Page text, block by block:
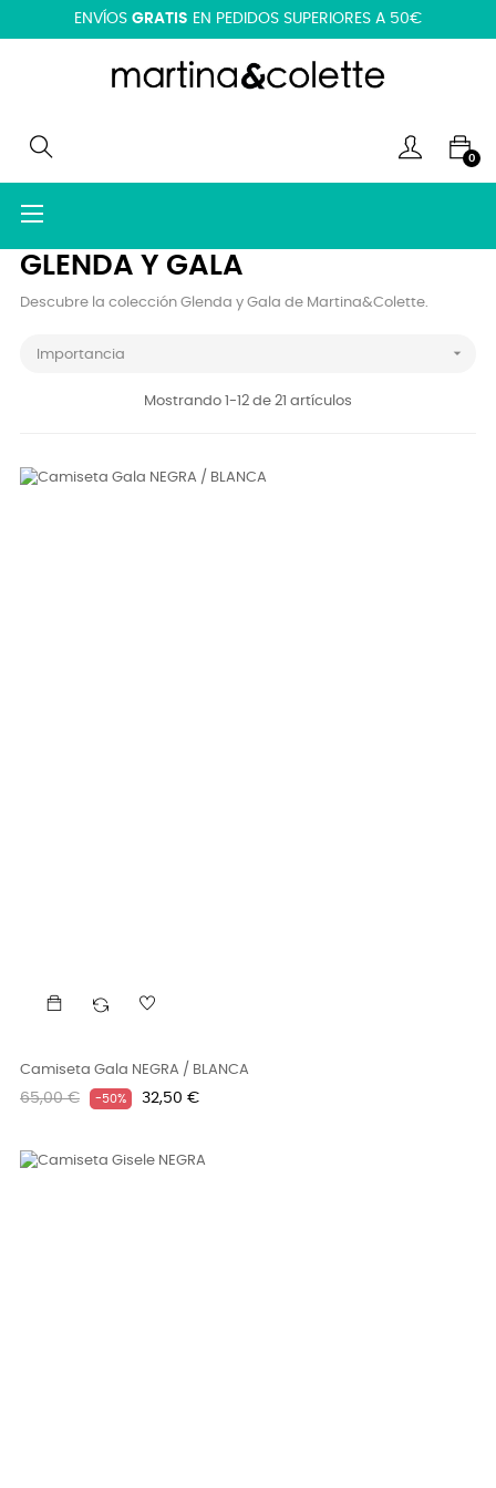
ENVÍOS GRATIS EN PEDIDOS SUPERIORES A 50€
0
Navegación
palanca
☰
GLENDA Y GALA
Descubre la colección Glenda y Gala de Martina&Colette.
Importancia 
Mostrando 1-12 de 21 artículos
Camiseta Gala NEGRA / BLANCA
Precio
65,00 € -50% Precio
32,50 €